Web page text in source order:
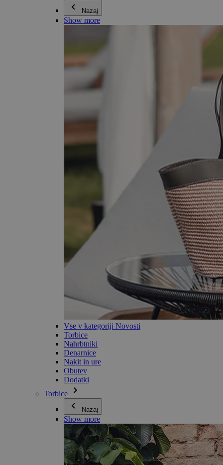
Nazaj
Show more
Vse v kategoriji Novosti
Torbice
Nahrbtniki
Denarnice
Nakit in ure
Obutev
Dodatki
Torbice
Nazaj
Show more